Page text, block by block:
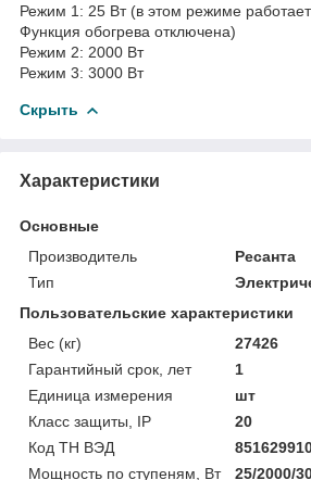
Режим 1: 25 Вт (в этом режиме работает
Функция обогрева отключена)
Режим 2: 2000 Вт
Режим 3: 3000 Вт
Скрыть
Характеристики
Основные
Производитель
Ресанта
Тип
Пользовательские характеристики
Вес (кг)
27426
Гарантийный срок, лет
1
Единица измерения
шт
Класс защиты, IP
20
Код ТН ВЭД
Мощность по ступеням, Вт
25/2000/